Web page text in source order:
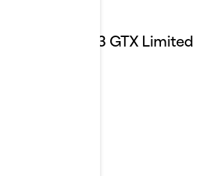
2023 GTX Limited